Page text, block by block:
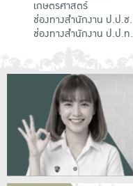
เกษตรศาสตร์
ช่องทางสำนักงาน ป.ป.ช.
ช่องทางสำนักงาน ป.ป.ท.